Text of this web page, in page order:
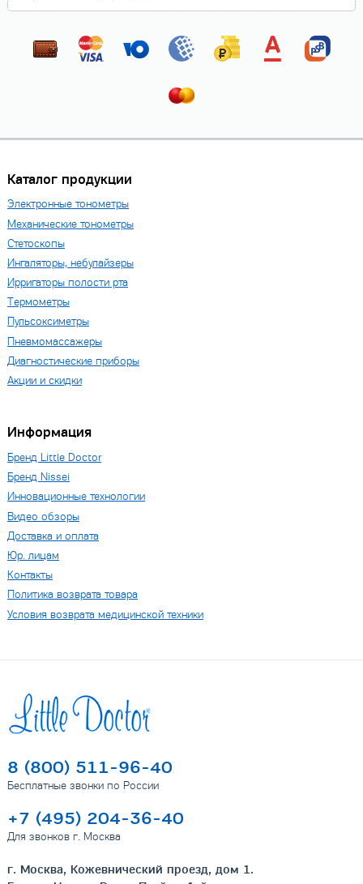
Каталог продукции
Электронные тонометры
Механические тонометры
Стетоскопы
Ингаляторы, небулайзеры
Ирригаторы полости рта
Термометры
Пульсоксиметры
Пневмомассажеры
Диагностические приборы
Акции и скидки
Информация
Бренд Little Doctor
Бренд Nissei
Инновационные технологии
Видео обзоры
Доставка и оплата
Юр. лицам
Контакты
Политика возврата товара
Условия возврата медицинской техники
8 (800) 511-96-40
Бесплатные звонки по России
+7 (495) 204-36-40
Для звонков г. Москва
г. Москва, Кожевнический проезд, дом 1.